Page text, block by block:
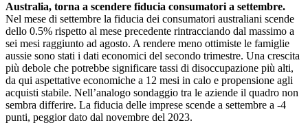
Australia, torna a scendere fiducia consumatori a settembre.
Nel mese di settembre la fiducia dei consumatori australiani scende
dello 0.5% rispetto al mese precedente rintracciando dal massimo a
sei mesi raggiunto ad agosto. A rendere meno ottimiste le famiglie
aussie sono stati i dati economici del secondo trimestre. Una crescita
più debole che potrebbe significare tassi di disoccupazione più alti,
da qui aspettative economiche a 12 mesi in calo e propensione agli
acquisti stabile. Nell’analogo sondaggio tra le aziende il quadro non
sembra differire. La fiducia delle imprese scende a settembre a -4
punti, peggior dato dal novembre del 2023.